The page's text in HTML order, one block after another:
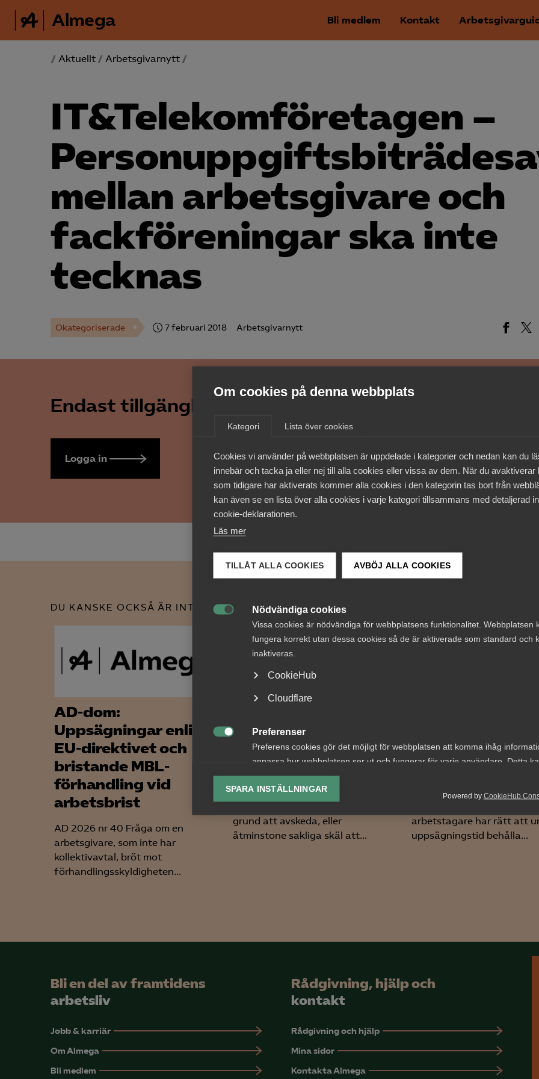
Om cookies på denna webbplats
Kategori Lista över cookies
Cookies vi använder på webbplatsen är uppdelade i kategorier och nedan kan du
innebär och tacka ja eller nej till alla cookies eller vissa av dem. När du avaktiverar
som tidigare har aktiverats kommer alla cookies i den kategorin tas bort från
kan även se en lista över alla cookies i varje kategori tillsammans med detaljerad
cookie-deklarationen.
Läs mer
TILLÅT ALLA COOKIES AVBÖJ ALLA COOKIES
Nödvändiga cookies
Vissa cookies är nödvändiga för webbplatsens funktionalitet. Webbplatsen
fungera korrekt utan dessa cookies så de är aktiverade som standard och
inaktiveras.
CookieHub
Cloudflare
Preferenser
Preferens cookies gör det möjligt för webbplatsen att komma ihåg
anpassa hur webbplatsen ser ut och fungerar för varje användare. Detta
lagring av vald valuta, region, språk eller färgschema.

Analys-cookies
Analyseringscookies hjälper oss förbättra webbplatsen genom att samla
information om hur den används.
visa relevanta och engagerande annonser.
Meta Pixel
LinkedIn Insight
Leadfeeder
Powered by CookieHub
SPARA INSTÄLLNINGAR
Almega Bli medlem Kontakt
/ Aktuellt / Arbetsgivarnytt /
IT&Telekom­företagen –
mellan arbetsgivare och
fackföreningar ska inte
tecknas
Okategoriserade 7 februari 2018 Arbetsgivarnytt
Endast tillgänglig för medlemmar
Logga in Bli medlem
DU KANSKE OCKSÅ ÄR INTRESSERAD AV DETTA?
AD-dom:
Uppsägningar enligt
EU-direktivet och
bristande MBL-
förhandling vid
arbetsbrist
AD 2026 nr 40 Fråga om en
arbetsgivare, som inte har
kollektivavtal, bröt mot
förhandlingsskyldigheten...
förlorade tvisten om
avskedande efter
dataintrång
AD 2026 nr 44 Fråga om
grund att avskeda, eller
åtminstone sakliga skäl att...
uppsägningstid i
AD 2026 nr 8 Av
arbetstagare har rätt att
uppsägningstid behålla...
Bli en del av framtidens
arbetsliv
Jobb & karriär
Om Almega
Bli medlem
Rådgivning, hjälp och
kontakt
Rådgivning och hjälp
Mina sidor
Kontakta Almega